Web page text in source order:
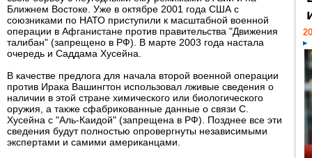
Ближнем Востоке. Уже в октябре 2001 года США с
союзниками по НАТО приступили к масштабной военной
операции в Афганистане против правительства "Движения
талибан" (запрещено в РФ). В марте 2003 года настала
очередь и Саддама Хусейна.
В качестве предлога для начала второй военной операции
против Ирака Вашингтон использовал лживые сведения о
наличии в этой стране химического или биологического
оружия, а также сфабрикованные данные о связи С.
Хусейна с "Аль-Каидой" (запрещена в РФ). Позднее все эти
сведения будут полностью опровергнуты независимыми
экспертами и самими американцами.